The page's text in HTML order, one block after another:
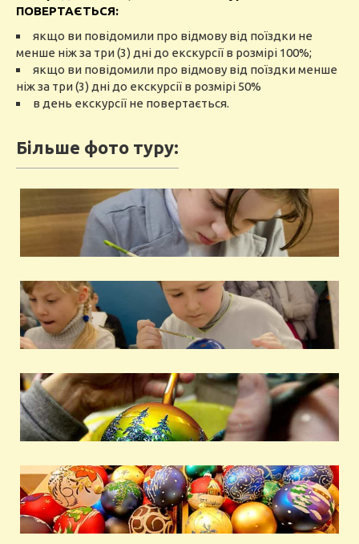
ПОВЕРТАЄТЬСЯ:
якщо ви повідомили про відмову від поїздки не
менше ніжза три (3) дні до екскурсії в розмірі 100%;
якщо ви повідомили про відмову від поїздкименше
ніж за три (3) дні до екскурсії в розмірі 50%
в день екскурсії не повертається.
Більше фото туру: